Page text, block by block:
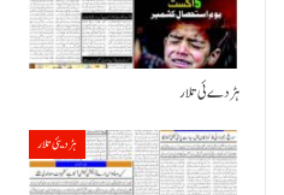
ہڑدے ئی تلار
ہڑدیئی تلار